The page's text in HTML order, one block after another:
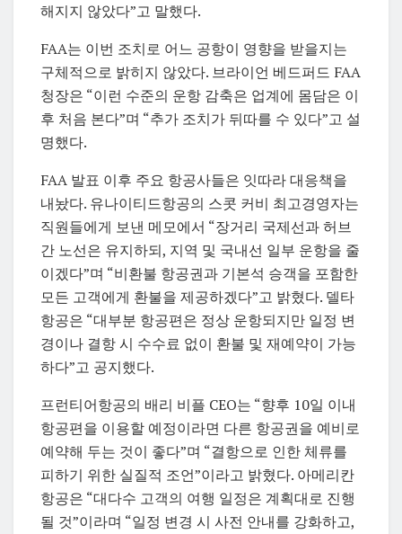
해지지 않았다”고 말했다.
FAA는 이번 조치로 어느 공항이 영향을 받을지는
구체적으로 밝히지 않았다. 브라이언 베드퍼드 FAA
청장은 “이런 수준의 운항 감축은 업계에 몸담은 이
후 처음 본다”며 “추가 조치가 뒤따를 수 있다”고 설
명했다.
FAA 발표 이후 주요 항공사들은 잇따라 대응책을
내놨다. 유나이티드항공의 스콧 커비 최고경영자는
직원들에게 보낸 메모에서 “장거리 국제선과 허브
간 노선은 유지하되, 지역 및 국내선 일부 운항을 줄
이겠다”며 “비환불 항공권과 기본석 승객을 포함한
모든 고객에게 환불을 제공하겠다”고 밝혔다. 델타
항공은 “대부분 항공편은 정상 운항되지만 일정 변
경이나 결항 시 수수료 없이 환불 및 재예약이 가능
하다”고 공지했다.
프런티어항공의 배리 비플 CEO는 “향후 10일 이내
항공편을 이용할 예정이라면 다른 항공권을 예비로
예약해 두는 것이 좋다”며 “결항으로 인한 체류를
피하기 위한 실질적 조언”이라고 밝혔다. 아메리칸
항공은 “대다수 고객의 여행 일정은 계획대로 진행
될 것”이라며 “일정 변경 시 사전 안내를 강화하고,